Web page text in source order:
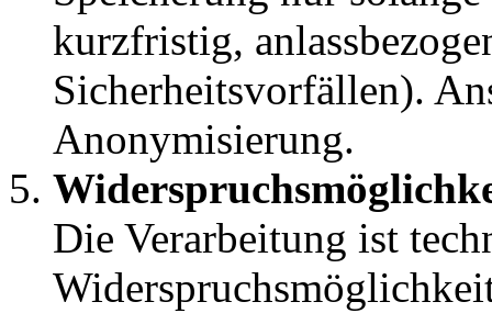
kurzfristig,
Sicherheitsvorfällen).
Anonymisierung.
Die Verarbeitung ist